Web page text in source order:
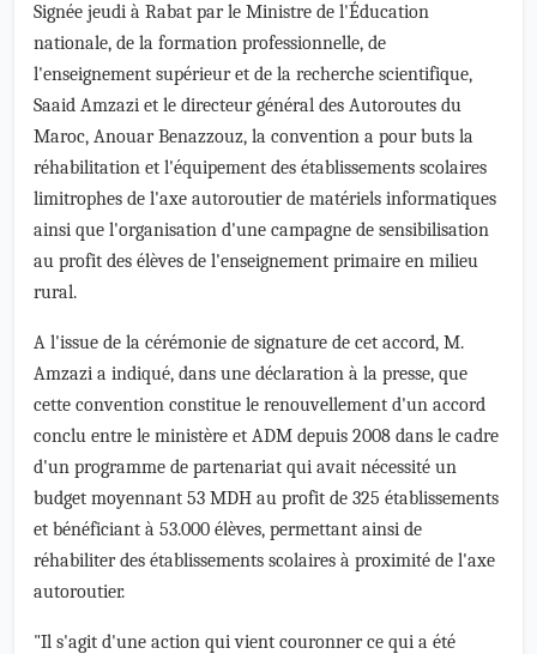
Signée jeudi à Rabat par le Ministre de l'Éducation
nationale, de la formation professionnelle, de
l'enseignement supérieur et de la recherche scientifique,
Saaid Amzazi et le directeur général des Autoroutes du
Maroc, Anouar Benazzouz, la convention a pour buts la
réhabilitation et l'équipement des établissements scolaires
limitrophes de l'axe autoroutier de matériels informatiques
ainsi que l'organisation d'une campagne de sensibilisation
au profit des élèves de l'enseignement primaire en milieu
rural.
A l'issue de la cérémonie de signature de cet accord, M.
Amzazi a indiqué, dans une déclaration à la presse, que
cette convention constitue le renouvellement d'un accord
conclu entre le ministère et ADM depuis 2008 dans le cadre
d'un programme de partenariat qui avait nécessité un
budget moyennant 53 MDH au profit de 325 établissements
et bénéficiant à 53.000 élèves, permettant ainsi de
réhabiliter des établissements scolaires à proximité de l'axe
autoroutier.
"Il s'agit d'une action qui vient couronner ce qui a été